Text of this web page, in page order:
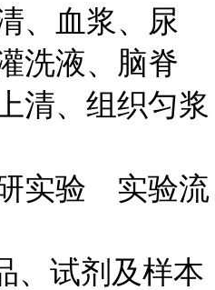
、血浆、尿
洗液、脑脊
清、组织匀浆
实验 实验流
、试剂及样本